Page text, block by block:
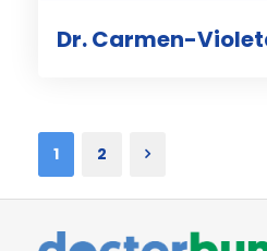
Dr. Carmen-
1 2